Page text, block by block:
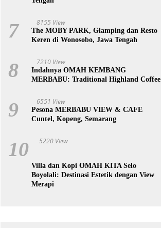
7 8155 View
The MOBY PARK, Glamping dan Resto
Keren di Wonosobo, Jawa Tengah
8 7210 View
Indahnya OMAH KEMBANG
MERBABU: Traditional Highland Coffee
9 6551 View
Pesona MERBABU VIEW & CAFE
Cuntel, Kopeng, Semarang
10 5220 View
Villa dan Kopi OMAH KITA Selo
Boyolali: Destinasi Estetik dengan View
Merapi